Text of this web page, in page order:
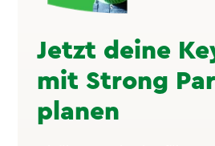
Jetzt deine
mit Strong
planen